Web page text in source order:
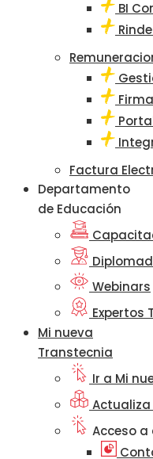
BI
Factura
Departamento
de Educación
Webinars
Expertos
Mi nueva
Transtecnia
Ir a Mi
Acceso a